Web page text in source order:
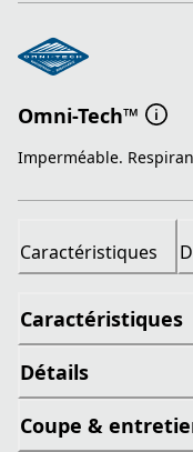
Omni-Tech™
Imperméable.
Caractéristiques
Caractéristiques
Détails
Coupe &